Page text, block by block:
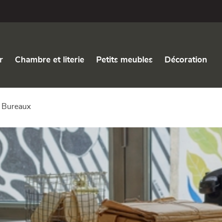
Chambre et literie Petits meubles Décoration
Bureaux